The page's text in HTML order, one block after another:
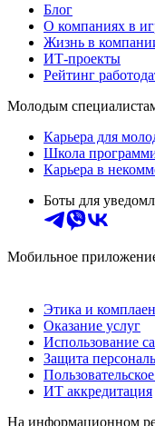
Блог
О компаниях в
Жизнь в
ИТ-проекты
Рейтинг
Молодым
Карьера для
Школа
Карьера в
Боты для
Мобильное
Этика и
Оказание услуг
Использование
Защита
ИТ аккредитация
На информационном